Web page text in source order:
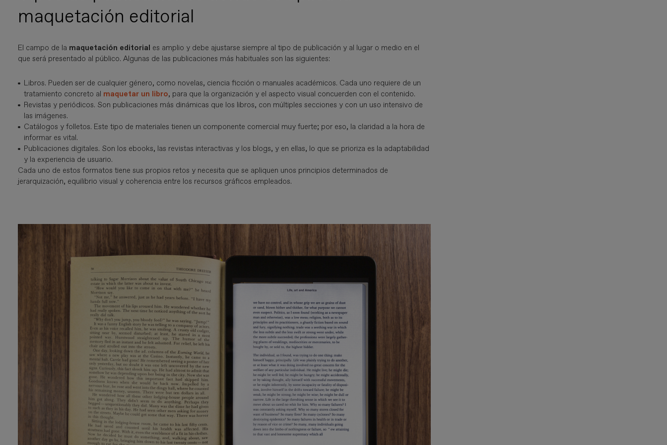
maquetación editorial
El campo de la maquetación editorial es amplio y debe ajustarse siempre al tipo de publicación y al lugar o medio en el
que será presentado al público. Algunas de las publicaciones más habituales son las siguientes:
Libros. Pueden ser de cualquier género, como novelas, ciencia ficción o manuales académicos. Cada uno requiere de un
tratamiento concreto al maquetar un libro, para que la organización y el aspecto visual concuerden con el contenido.
Revistas y periódicos. Son publicaciones más dinámicas que los libros, con múltiples secciones y con un uso intensivo de
las imágenes.
Catálogos y folletos. Este tipo de materiales tienen un componente comercial muy fuerte; por eso, la claridad a la hora de
informar es vital.
Publicaciones digitales. Son los ebooks, las revistas interactivas y los blogs, y en ellas, lo que se prioriza es la adaptabilidad
y la experiencia de usuario.
Cada uno de estos formatos tiene sus propios retos y necesita que se apliquen unos principios determinados de
jerarquización, equilibrio visual y coherencia entre los recursos gráficos empleados.
Imagen